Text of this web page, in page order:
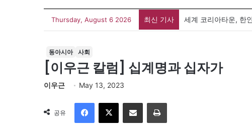
Thursday, August 6 2026 최신 기사 세계 코리아타운, 한
동아시아 사회
[이우근 칼럼] 십계명과 십자가
이우근 May 13, 2023
공유
이메일